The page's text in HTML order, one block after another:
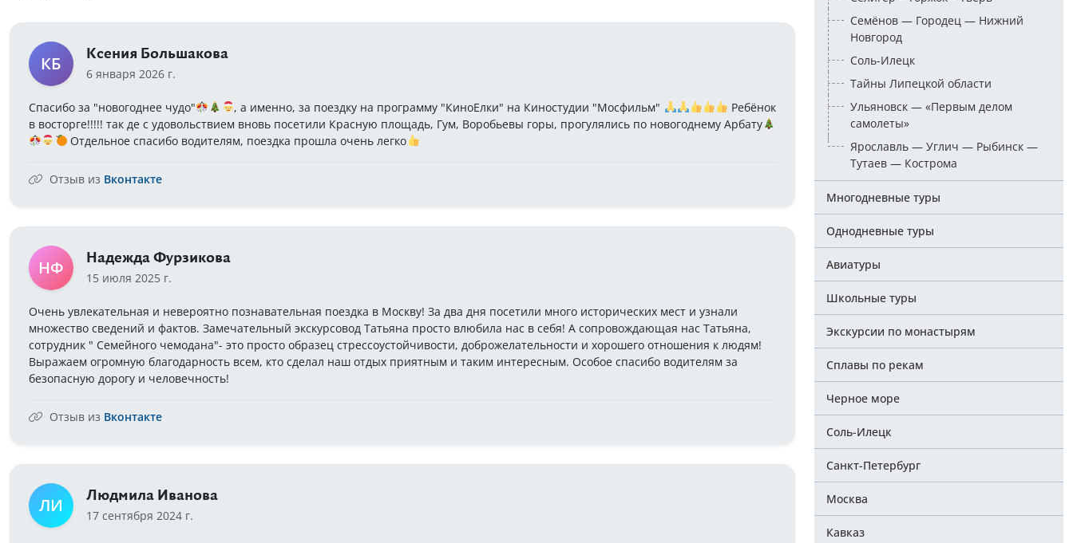
КБ Ксения Большакова
6 января 2026 г.
Спасибо за "новогоднее чудо" , а именно, за поездку на программу "КиноЕлки" на Киностудии "Мосфильм"
Ребёнок
в восторге!!!!! так де с удовольствием вновь посетили Красную площадь, Гум, Воробьевы горы, прогулялись по новогоднему Арбату
Отдельное спасибо водителям, поездка прошла очень легко
Отзыв из Вконтакте
НФ Надежда Фурзикова
15 июля 2025 г.
Очень увлекательная и невероятно познавательная поездка в Москву! За два дня посетили много исторических мест и узнали
множество сведений и фактов. Замечательный экскурсовод Татьяна просто влюбила нас в себя! А сопровождающая нас Татьяна,
сотрудник " Семейного чемодана"- это просто образец стрессоустойчивости, доброжелательности и хорошего отношения к людям!
Выражаем огромную благодарность всем, кто сделал наш отдых приятным и таким интересным. Особое спасибо водителям за
безопасную дорогу и человечность!
Отзыв из Вконтакте
ЛИ Людмила Иванова
17 сентября 2024 г.
Семёнов — Городец — Нижний
Новгород
Соль-Илецк
Тайны Липецкой области
Ульяновск — «Первым делом
самолеты»
Ярославль — Углич — Рыбинск —
Тутаев — Кострома
Многодневные туры
Однодневные туры
Авиатуры
Школьные туры
Экскурсии по монастырям
Сплавы по рекам
Черное море
Соль-Илецк
Санкт-Петербург
Москва
Кавказ